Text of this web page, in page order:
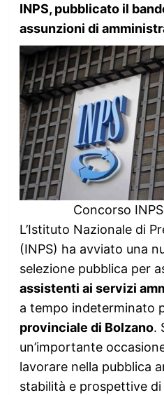
INPS, pubblicato il
assunzioni di
Concorso
L’Istituto Nazionale di
(INPS) ha avviato una
selezione pubblica per
assistenti ai servizi
a tempo indeterminato
provinciale di Bolzano.
un’importante
lavorare nella pubblica
stabilità e prospettive